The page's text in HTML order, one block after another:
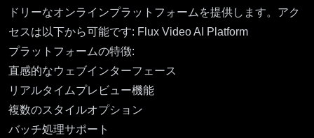
ドリーなオンラインプラットフォームを提供します。アク
セスは以下から可能です: Flux Video AI Platform
プラットフォームの特徴:
直感的なウェブインターフェース
リアルタイムプレビュー機能
複数のスタイルオプション
バッチ処理サポート